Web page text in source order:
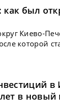
как был
Киево-
которой
в новый